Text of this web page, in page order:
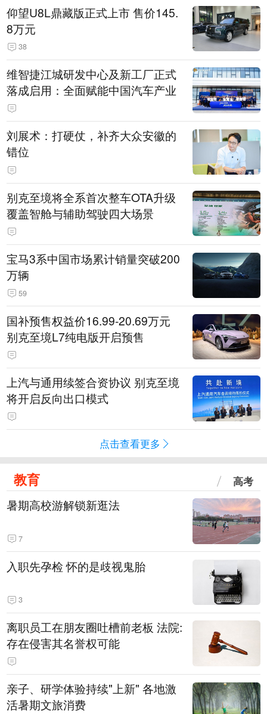
仰望U8L鼎藏版正式上市 售价145.
8万元
38
维智捷江城研发中心及新工厂正式
落成启用：全面赋能中国汽车产业
刘展术：打硬仗，补齐大众安徽的
错位
别克至境将全系首次整车OTA升级
覆盖智舱与辅助驾驶四大场景
宝马3系中国市场累计销量突破200
万辆
59
国补预售权益价16.99-20.69万元
别克至境L7纯电版开启预售
上汽与通用续签合资协议 别克至境
将开启反向出口模式
点击查看更多
教育 高考
暑期高校游解锁新逛法
7
入职先孕检 怀的是歧视鬼胎
3
离职员工在朋友圈吐槽前老板 法院:
存在侵害其名誉权可能
亲子、研学体验持续"上新" 各地激
活暑期文旅消费